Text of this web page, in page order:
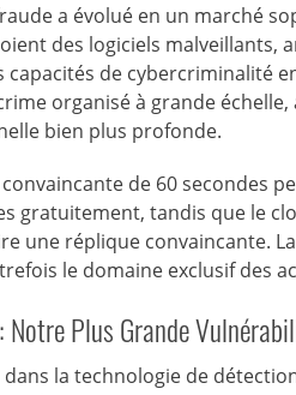
a évolué en un marché
des logiciels malveillants,
de cybercriminalité
organisé à grande
bien plus profonde.
de 60 secondes
gratuitement, tandis que le
une réplique convaincante.
le domaine exclusif des
Notre Plus Grande
dans la technologie de